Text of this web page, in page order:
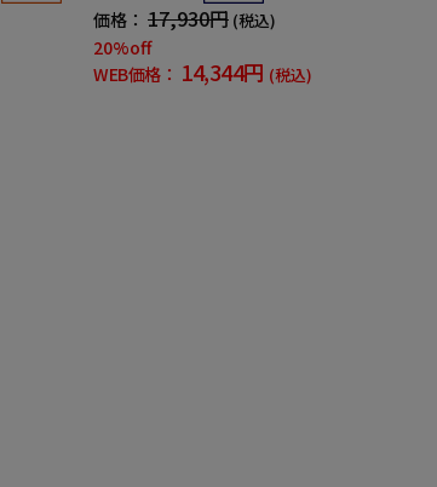
価格： 17,930円 (税込)
20%off
WEB価格： 14,344円 (税込)